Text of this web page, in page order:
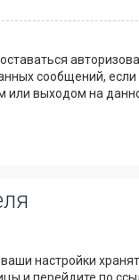
сообщений,
или выходом на
настройки